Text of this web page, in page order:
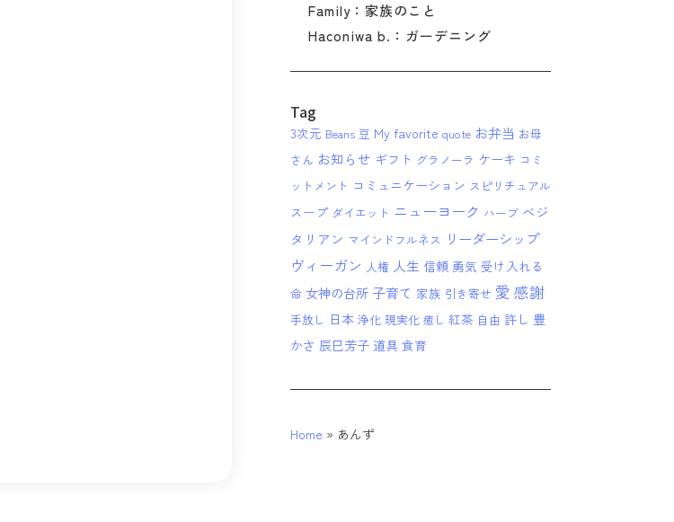
Family：家族のこと
Haconiwa b.：ガーデニング
Tag
3次元 Beans 豆 My favorite quote お弁当 お母
さん お知らせ ギフト グラノーラ ケーキ コミ
ットメント コミュニケーション スピリチュアル
スープ ダイエット ニューヨーク ハーブ ベジ
タリアン マインドフルネス リーダーシップ
ヴィーガン 人権 人生 信頼 勇気 受け入れる
命 女神の台所 子育て 家族 引き寄せ 愛 感謝
手放し 日本 浄化 現実化 癒し 紅茶 自由 許し 豊
かさ 辰巳芳子 道具 食育
Home » あんず